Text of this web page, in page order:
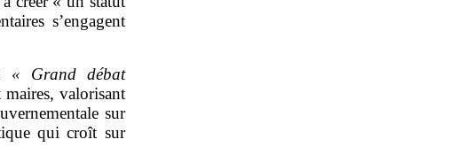
s’engagent
«
Grand débat
valorisant
sur
qui croît sur